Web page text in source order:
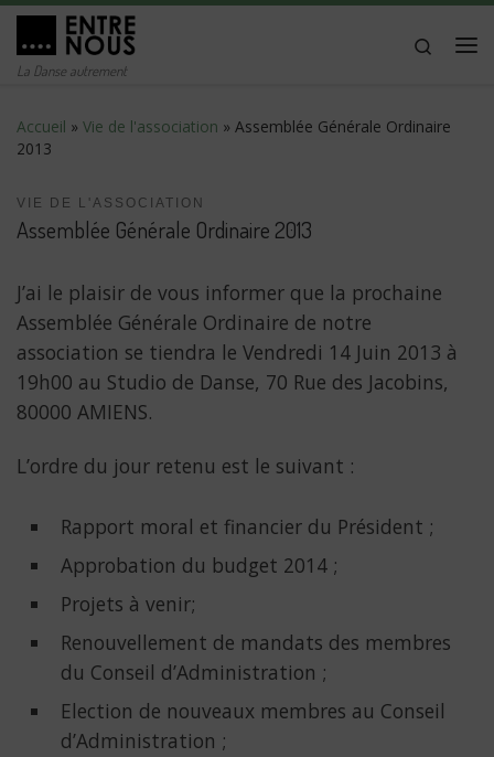
Passer au contenu
La Danse autrement
Search
Accueil » Vie de l'association » Assemblée Générale Ordinaire
2013
VIE DE L'ASSOCIATION
Assemblée Générale Ordinaire 2013
J’ai le plaisir de vous informer que la prochaine
Assemblée Générale Ordinaire de notre
association se tiendra le Vendredi 14 Juin 2013 à
19h00 au Studio de Danse, 70 Rue des Jacobins,
80000 AMIENS.
L’ordre du jour retenu est le suivant :
Rapport moral et financier du Président ;
Approbation du budget 2014 ;
Projets à venir;
Renouvellement de mandats des membres
du Conseil d’Administration ;
Election de nouveaux membres au Conseil
d’Administration ;